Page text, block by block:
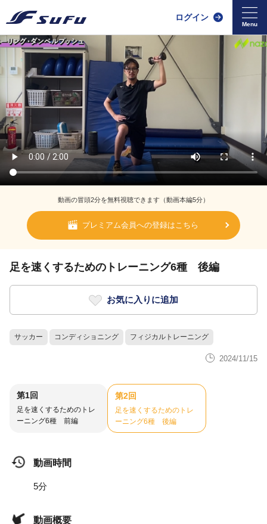
ログイン
動画の冒頭2分を無料視聴できます（動画本編5分）
プレミアム会員への登録はこちら
足を速くするためのトレーニング6種 後編
お気に入りに追加
サッカー コンディショニング フィジカルトレーニング
2024/11/15
第1回
足を速くするためのトレ
ーニング6種 前編
第2回
足を速くするためのトレ
ーニング6種 後編
動画時間
5分
動画概要